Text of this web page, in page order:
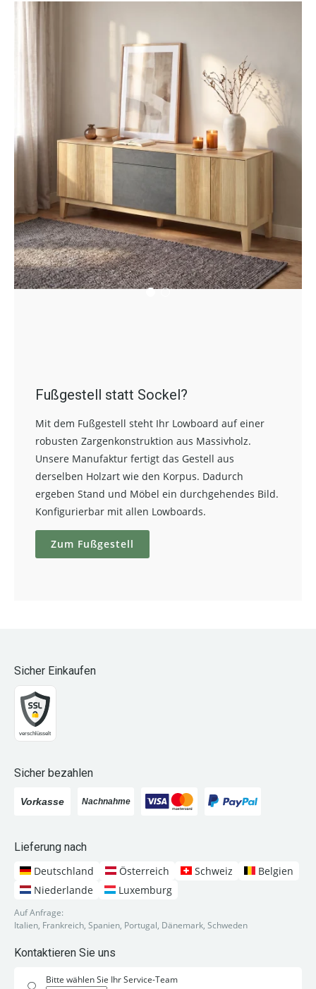
Fußgestell statt Sockel?
Mit dem Fußgestell steht Ihr Lowboard auf einer
robusten Zargenkonstruktion aus Massivholz.
Unsere Manufaktur fertigt das Gestell aus
derselben Holzart wie den Korpus. Dadurch
ergeben Stand und Möbel ein durchgehendes Bild.
Konfigurierbar mit allen Lowboards.
Zum Fußgestell
Sicher Einkaufen
Sicher bezahlen
Lieferung nach
Deutschland
Österreich Schweiz
Belgien
Niederlande
Luxemburg
Auf Anfrage:
Italien, Frankreich, Spanien, Portugal, Dänemark, Schweden
Kontaktieren Sie uns
Bitte wählen Sie Ihr Service-Team